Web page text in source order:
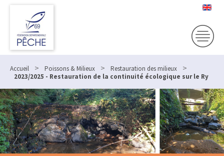
Accueil > Poissons & Milieux > Restauration des milieux >
2023/2025 - Restauration de la continuité écologique sur le Ry